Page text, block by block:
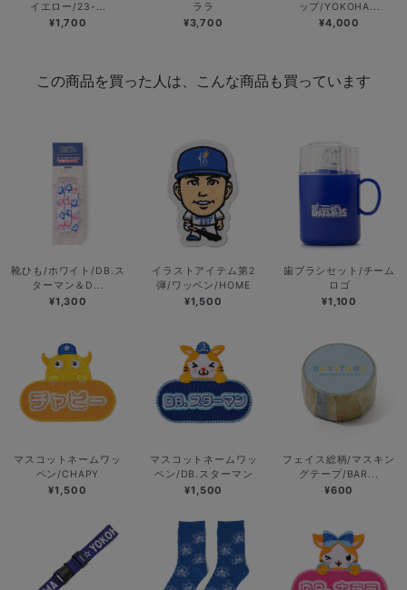
イエロー/23-...
¥1,700
ララ
¥3,700
ップ/YOKOHA...
¥4,000
この商品を買った人は、こんな商品も買っています
靴ひも/ホワイト/DB.ス
ターマン＆D...
¥1,300
イラストアイテム第2
弾/ワッペン/HOME
¥1,500
歯ブラシセット/チーム
ロゴ
¥1,100
マスコットネームワッ
ペン/CHAPY
¥1,500
マスコットネームワッ
ペン/DB.スターマン
¥1,500
フェイス総柄/マスキン
グテープ/BAR...
¥600